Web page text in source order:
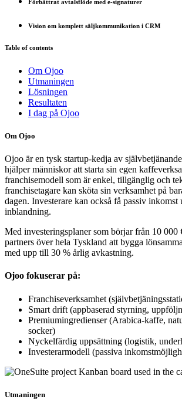
Förbättrat avtalsflöde med e-signaturer
Vision om komplett säljkommunikation i CRM
Table of contents
Om Ojoo
Utmaningen
Lösningen
Resultaten
I dag på Ojoo
Om Ojoo
Ojoo är en tysk startup-kedja av
hjälper människor att starta sin egen
franchisemodell som är enkel, tillgänglig och
franchisetagare kan sköta sin verksamhet på
dagen. Investerare kan också få passiv inkomst
inblandning.
Med investeringsplaner som börjar från 10 000
partners över hela Tyskland att bygga
med upp till 30 % årlig avkastning.
Ojoo fokuserar på:
Franchiseverksamhet
Smart drift (appbaserad styrning,
Premiumingredienser (Arabica-kaffe,
socker)
Nyckelfärdig uppsättning (logistik,
Investerarmodell (passiva
Utmaningen